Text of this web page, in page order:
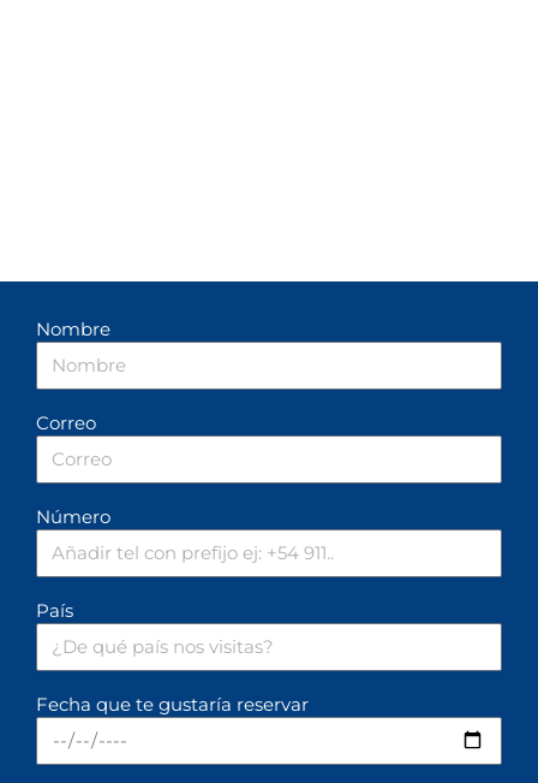
Nombre
Correo
Número
País
Fecha que te gustaría reservar